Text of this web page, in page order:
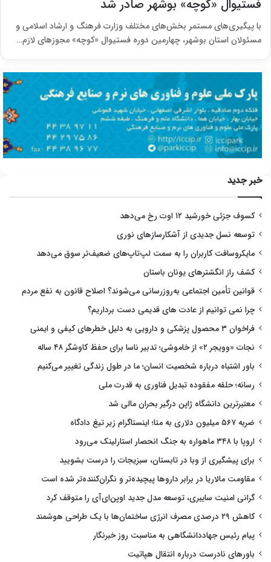
فستیوال «کوچه» بوشهر صادر شد
با پیگیری‌های مستمر بخش‌های مختلف وزارت فرهنگ و ارشاد اسلامی و
مسئولان استان بوشهر، چهارمین دوره فستیوال «کوچه» مجوزهای لازم…
خبر جدید
کسوف جزئی خورشید ۱۲ اوت رخ می‌دهد
توسعه نسل جدیدی از آشکارسازهای نوری
مایکروسافت کاربران را به سمت لپ‌تاپ‌های ضعیف‌تر سوق می‌دهد
کشف راز انگشترهای یونان باستان
قوانین تأمین اجتماعی به‌روزرسانی می‌شوند؟ اصلاح قانون به نفع مردم
چرا نمی توانیم از عادت های قدیمی دست برداریم؟
فراخوان ۳ محصول پزشکی و دارویی به دلیل خطرهای کیفی و ایمنی
نجات «وویجر ۲» از خاموشی؛ تدبیر ناسا برای حفظ کاوشگر ۴۸ ساله
باور اشتباه درباره شخصیت انسان؛ ما در طول زندگی تغییر می‌کنیم
رسانه؛ حلقه مفقوده تبدیل فناوری به قدرت ملی
معتبرترین دانشگاه ژاپن درگیر بحران مالی شد
ضربه ۵۶۷ میلیون دلاری به متا؛ اینستاگرام زیر تیغ دادگاه
اروپا با ۳۴۸ ماهواره به جنگ انحصار استارلینک می‌رود
برای پیشگیری از وبا در تابستان، سبزیجات را درست بشویید
مقاومت مالاریا در برابر داروها پیچیده‌تر و نگران‌کننده‌تر شده است
گرانی امنیت سایبری، توسعه مدل جدید اوپن‌ای‌آی را متوقف کرد
کاهش ۲۹ درصدی مصرف انرژی ساختمان‌ها با یک طراحی هوشمند
پیام رئیس جهاددانشگاهی به مناسبت روز خبرنگار
باورهای نادرست درباره انتقال هپاتیت